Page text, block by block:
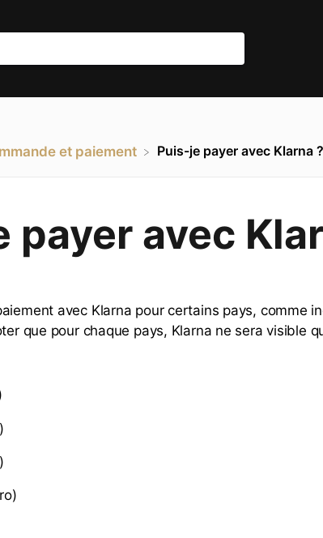
et paiement Puis-je payer avec Klarna ?
payer avec
avec Klarna pour certains pays, comme
que pour chaque pays, Klarna ne sera visible